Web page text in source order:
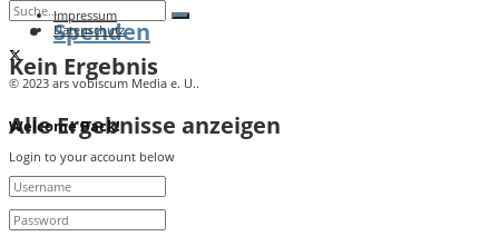
Spenden
Kein Ergebnis
Alle Ergebnisse anzeigen
Impressum
Datenschutz
© 2023 ars vobiscum Media e. U..
Welcome Back!
Login to your account below